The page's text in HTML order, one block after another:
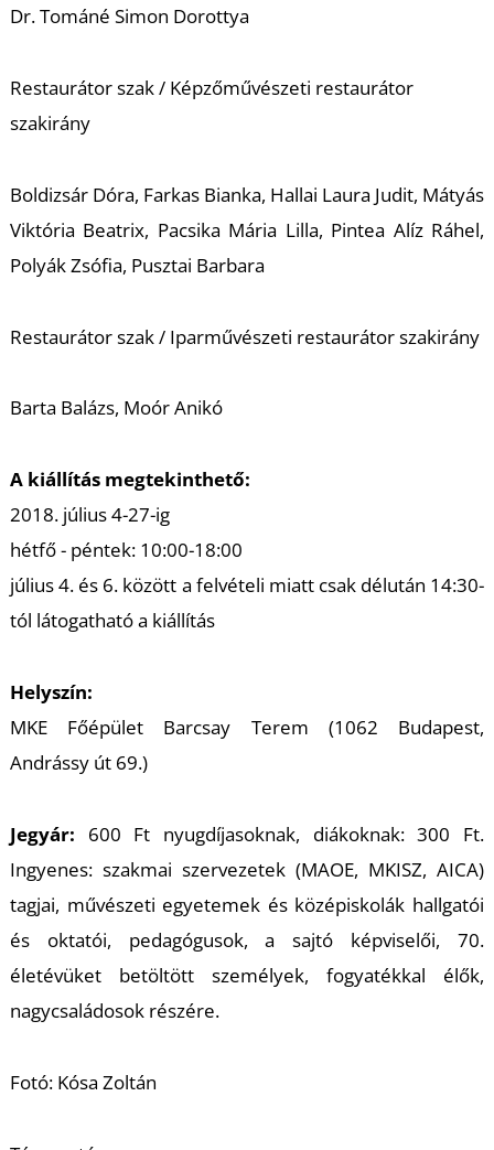
Dr. Tománé Simon Dorottya
Restaurátor szak / Képzőművészeti restaurátor
szakirány
Boldizsár Dóra, Farkas Bianka, Hallai Laura Judit, Mátyás
Viktória Beatrix, Pacsika Mária Lilla, Pintea Alíz Ráhel,
Polyák Zsófia, Pusztai Barbara
Restaurátor szak / Iparművészeti restaurátor szakirány
Barta Balázs, Moór Anikó
A kiállítás megtekinthető:
2018. július 4-27-ig
hétfő - péntek: 10:00-18:00
július 4. és 6. között a felvételi miatt csak délután 14:30-
tól látogatható a kiállítás
Helyszín:
MKE Főépület Barcsay Terem (1062 Budapest,
Andrássy út 69.)
Jegyár: 600 Ft nyugdíjasoknak, diákoknak: 300 Ft.
Ingyenes: szakmai szervezetek (MAOE, MKISZ, AICA)
tagjai, művészeti egyetemek és középiskolák hallgatói
és oktatói, pedagógusok, a sajtó képviselői, 70.
életévüket betöltött személyek, fogyatékkal élők,
nagycsaládosok részére.
Fotó: Kósa Zoltán